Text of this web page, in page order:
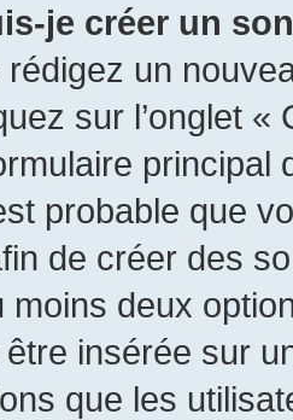
je créer un
un
sur l’onglet
principal
probable que
de créer des
moins deux
insérée sur
que les